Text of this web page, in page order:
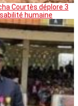
Courtès déplore 3
humaine